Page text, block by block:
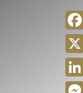
X